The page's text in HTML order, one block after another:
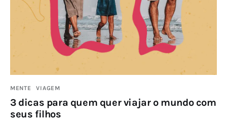
MENTE VIAGEM
3 dicas para quem quer viajar o mundo com
seus filhos